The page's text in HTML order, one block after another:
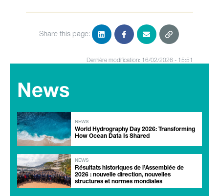
Share this page:
Dernière modification: 16/02/2026 - 15:51
News
NEWS
World Hydrography Day 2026: Transforming
How Ocean Data Is Shared
NEWS
Résultats historiques de l’Assemblée de
2026 : nouvelle direction, nouvelles
structures et normes mondiales